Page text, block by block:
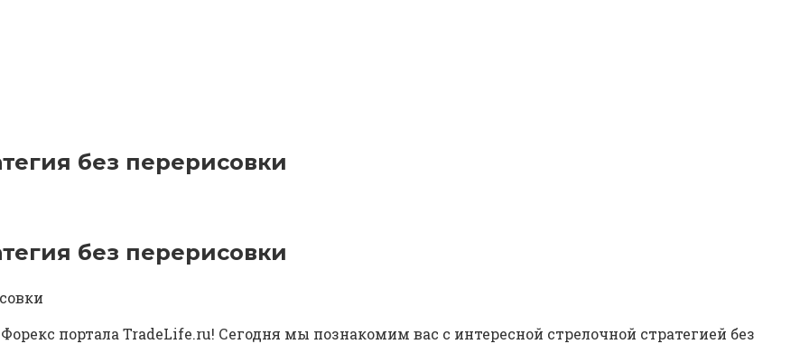
без перерисовки
без перерисовки
портала TradeLife.ru! Сегодня мы познакомим вас с интересной стрелочной стратегией без